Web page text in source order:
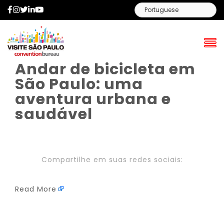
Facebook
Instagram
Twitter
LinkedIn
Andar de bicicleta em
São Paulo: uma
aventura urbana e
saudável
Compartilhe em suas redes sociais:
Read More